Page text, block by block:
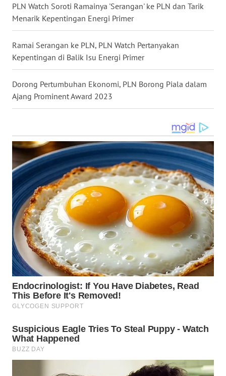
PLN Watch Soroti Ramainya 'Serangan' ke PLN dan Tarik
Menarik Kepentingan Energi Primer
Ramai Serangan ke PLN, PLN Watch Pertanyakan
Kepentingan di Balik Isu Energi Primer
Dorong Pertumbuhan Ekonomi, PLN Borong Piala dalam
Ajang Prominent Award 2023
LESUNG
KARO
SIMALUNGUN
WN
WN
TAPANULI
TENGAH
WN DELI
SERDANG
WN
TEBING
TINGGI
WN
PAKPAK
KARAWANG